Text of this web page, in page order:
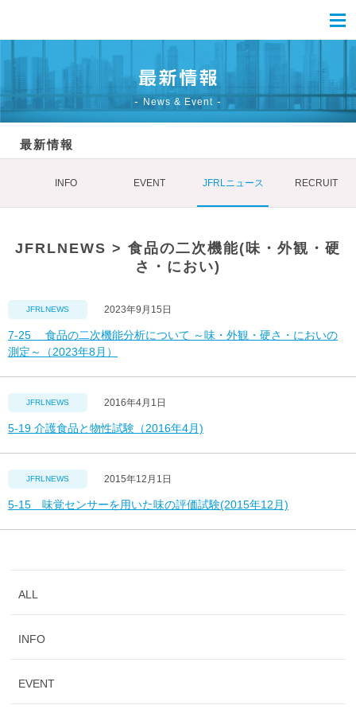
News & Event
最新情報
INFO EVENT JFRLニュース RECRUIT
JFRLNEWS > 食品の二次機能(味・外観・硬
さ・におい)
JFRLNEWS 2023年9月15日
7-25 食品の二次機能分析について ～味・外観・硬さ・においの
測定～（2023年8月）
JFRLNEWS 2016年4月1日
5-19 介護食品と物性試験（2016年4月)
JFRLNEWS 2015年12月1日
5-15 味覚センサーを用いた味の評価試験(2015年12月)
ALL
INFO
EVENT